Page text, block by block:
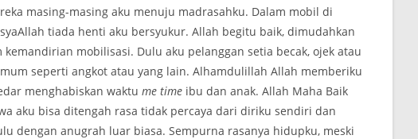
masing-masing aku menuju madrasahku. Dalam mobil di
tiada henti aku bersyukur. Allah begitu baik, dimudahkan
mobilisasi. Dulu aku pelanggan setia becak, ojek atau
seperti angkot atau yang lain. Alhamdulillah Allah memberiku
menghabiskan waktu me timeibu dan anak. Allah Maha Baik
aku bisa ditengah rasa tidak percaya dari diriku sendiri dan
dengan anugrah luar biasa. Sempurna rasanya hidupku, meski